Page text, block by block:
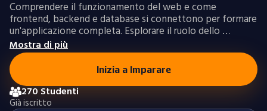
Comprendere il funzionamento del web e come
frontend, backend e database si connettono per formare
un'applicazione completa. Esplorare il ruolo dello …
Mostra di più
Inizia a Imparare
270 Studenti
Già iscritto